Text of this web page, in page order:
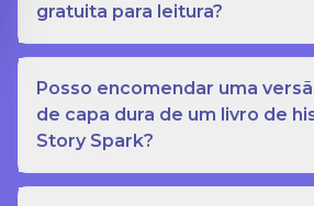
gratuita para leitura?
Posso encomendar uma
de capa dura de um livro de
Story Spark?